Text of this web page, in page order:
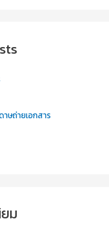
าษถ่ายเอกสาร
ม